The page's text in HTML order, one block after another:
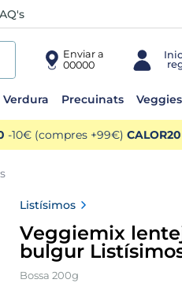
Enviar a
00000
Verdura Precuinats Veggies
-10€ (compres +99€) CALOR20
Listísimos
Veggiemix
bulgur
Bossa 200g